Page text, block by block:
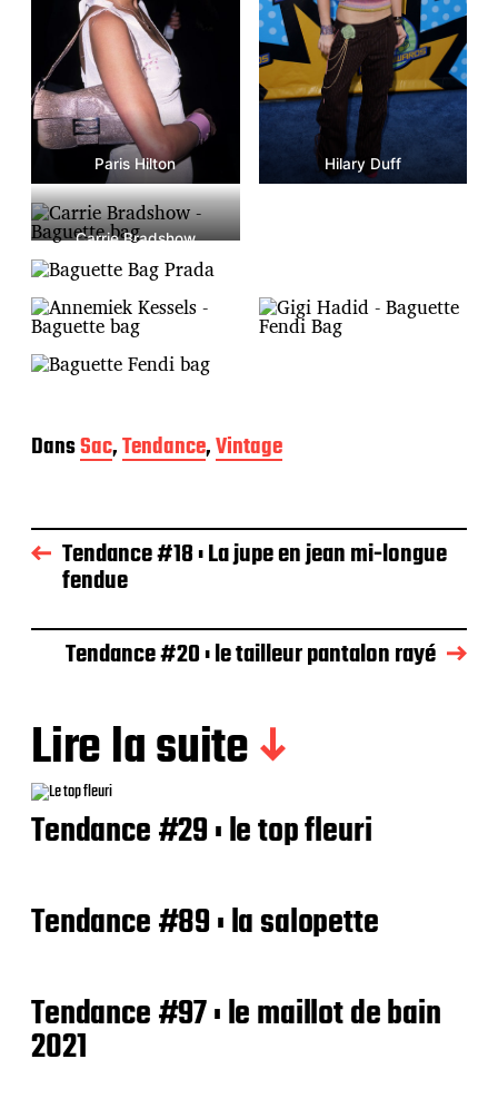
Paris Hilton Hilary Duff
Carrie Bradshow
DansSac,Tendance,Vintage
Tendance #18 : La jupe en jean mi-longue
fendue
Tendance #20 : le tailleur pantalon rayé
Lire la suite
Tendance #29 : le top fleuri
Tendance #89 : la salopette
Tendance #97 : le maillot de bain
2021